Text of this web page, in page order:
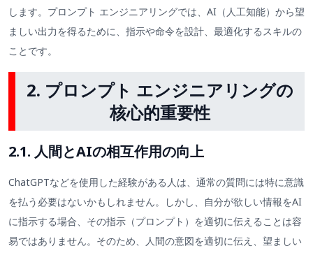
します。プロンプト エンジニアリングでは、AI（人工知能）から望
ましい出力を得るために、指示や命令を設計、最適化するスキルの
ことです。
2. プロンプト エンジニアリングの
核心的重要性
2.1. 人間とAIの相互作用の向上
ChatGPTなどを使用した経験がある人は、通常の質問には特に意識
を払う必要はないかもしれません。しかし、自分が欲しい情報をAI
に指示する場合、その指示（プロンプト）を適切に伝えることは容
易ではありません。そのため、人間の意図を適切に伝え、望ましい